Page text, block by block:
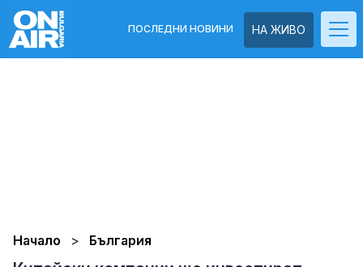
НА ЖИВО
ПОСЛЕДНИ НОВИНИ
Начало България